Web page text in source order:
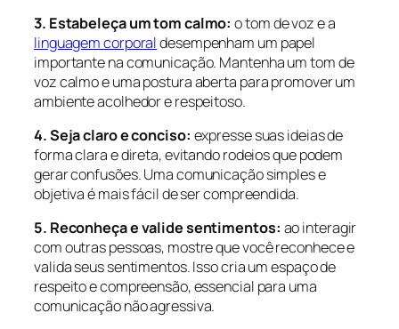
3. Estabeleça um tom calmo: o tom de voz e a
linguagem corporaldesempenham um papel
importante na comunicação. Mantenha um tom de
voz calmo e uma postura aberta para promover um
ambiente acolhedor e respeitoso.
4. Seja claro e conciso: expresse suas ideias de
forma clara e direta, evitando rodeios que podem
gerar confusões. Uma comunicação simples e
objetiva é mais fácil de ser compreendida.
5. Reconheça e valide sentimentos: ao interagir
com outras pessoas, mostre que você reconhece e
valida seus sentimentos. Isso cria um espaço de
respeito e compreensão, essencial para uma
comunicação não agressiva.